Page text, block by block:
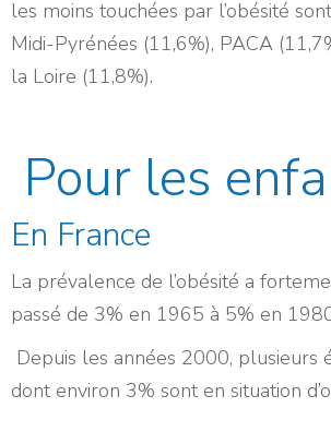
les moins touchées par l’obésité
Midi-Pyrénées (11,6%), PACA
la Loire (11,8%).
Pour les
En France
La prévalence de l’obésité a
passé de 3% en 1965 à 5% en
Depuis les années 2000, plusieurs
dont environ 3% sont en situation